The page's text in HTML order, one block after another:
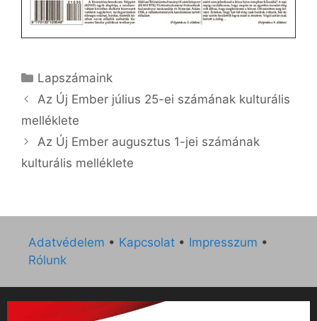
Kategória
Lapszámaink
Az Új Ember július 25-ei számának kulturális
melléklete
Az Új Ember augusztus 1-jei számának
kulturális melléklete
Adatvédelem • Kapcsolat • Impresszum •
Rólunk